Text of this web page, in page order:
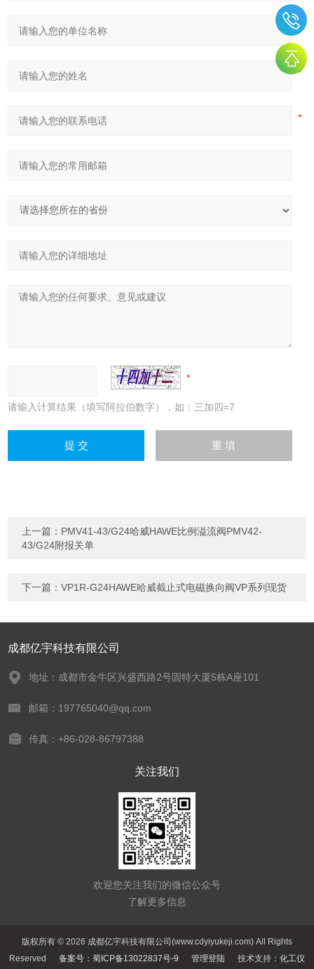
请输入计算结果（填写阿拉伯数字），如：三加四=7
上一篇： PMV41-43/G24哈威HAWE比例溢流阀PMV42-
43/G24附报关单
下一篇：VP1R-G24HAWE哈威截止式电磁换向阀VP系列现货
成都亿宇科技有限公司
地址：成都市金牛区兴盛西路2号固特大厦5栋A座101
邮箱：197765040@qq.com
传真：+86-028-86797388
关注我们
欢迎您关注我们的微信公众号
了解更多信息
版权所有 © 2026 成都亿宇科技有限公司(www.cdyiyukeji.com) All Rights
Reserved 备案号：蜀ICP备13022837号-9 管理登陆 技术支持： 化工仪